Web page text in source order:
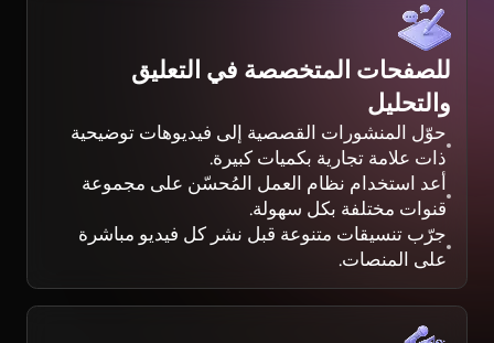
للصفحات المتخصصة في التعليق
والتحليل
حوّل المنشورات القصصية إلى فيديوهات توضيحية
ذات علامة تجارية بكميات كبيرة.
أعد استخدام نظام العمل المُحسّن على مجموعة
قنوات مختلفة بكل سهولة.
جرّب تنسيقات متنوعة قبل نشر كل فيديو مباشرة
على المنصات.